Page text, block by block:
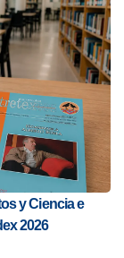
y Ciencia e
2026